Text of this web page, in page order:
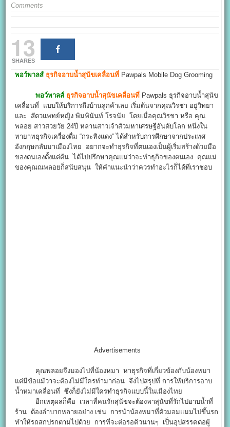
Comments
13
SHARES
พอว์พาลส์ ธุรกิจอาบน้ำสุนัขเคลื่อนที่ Pawpals Mobile Dog Grooming
พอว์พาลส์ ธุรกิจอาบน้ำสุนัขเคลื่อนที่ Pawpals ธุรกิจอาบน้ำสุนัข
เคลื่อนที่ แบบให้บริการถึงบ้านลูกค้าเลย เริ่มต้นจากคุณวิรชา อยู่วิทยา
และ สัตวแพทย์หญิง พิมพินันท์ โรจนัย โดยเมื่อคุณวิรชา หรือ คุณ
พลอย สาวสวยวัย 24ปี หลานสาวเจ้าสัวมหาเศรษฐีอันดับโลก หนึ่งใน
ทายาทธุรกิจเครื่องดื่ม “กระทิงแดง” ได้สำหรับการศึกษาจากประเทศ
อังกฤษกลับมาเมืองไทย อยากจะทำธุรกิจที่ตนเองเป็นผู้เริ่มสร้างด้วยมือ
ของตนเองตั้งแต่ต้น ได้ไปปรึกษาคุณแม่ว่าจะทำธุกิจของตนเอง คุณแม่
ของคุณณพลอยก็สนับสนุน ให้คำแนะนำว่าควรทำอะไรก็ได้ที่เราชอบ
Advertisements
คุณพลอยจึงมองไปที่น้องหมา หาธุรกิจที่เกี่ยวข้องกับน้องหมา
แต่มีข้อแม้ว่าจะต้องไม่มีใครทำมาก่อน จึงไปสรุปที่ การให้บริการอาบ
น้ำหมาเคลื่อนที่ ซึ่งก็ยังไม่มีใครทำธุรกิจแบบนี้ในเมืองไทย
อีกเหตุผลก็คือ เวลาที่คนรักสุนัขจะต้องพาสุนัขที่รักไปอาบน้ำที่
ร้าน ต้องลำบากหลายอย่าง เช่น การนำน้องหมาที่ตัวมอมแมมไปขึ้นรถ
ทำให้รถสกปรกตามไปด้วย การที่จะต่อรอคิวนานๆ เป็นอุปสรรคต่อผู้